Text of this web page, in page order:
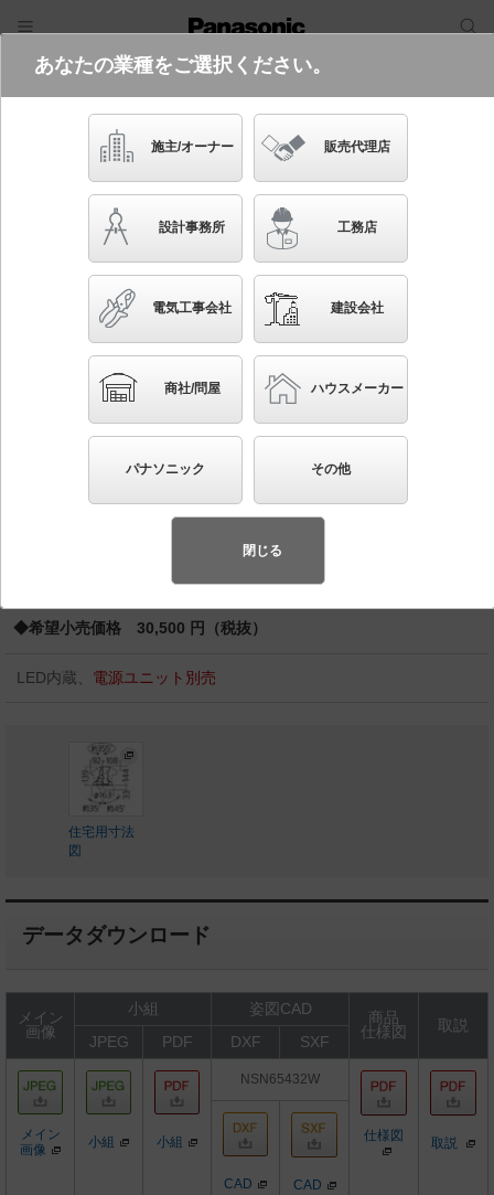
電気・建築設備（ビジネス）
フリーワード
品番・キーワード
かんたん照度計算
NSN65432W
(350形DALI-2電源ユニットとの組み合
わせ)
天井埋込型 LED（白色） ユニバーサルダウンライ
ト ビーム角36度・広角タイプ 調光タイプ（ライコン
別売）／埋込穴φ150 HID70形1灯器具相当 LED 350形
（省エネ・デザイン性・配光制御など様々なご
要望にお応えできる商品群です。）
◆希望小売価格 30,500 円（税抜）
LED内蔵、 電源ユニット別売
住宅用寸法
図
データダウンロード
メイン
画像
小組 姿図CAD
商品
仕様図
取説
JPEG
PDF DXF SXF
メイン
画像
小組 小組
NSN65432W
仕様図 取説
CAD CAD
あなたの業種をご選択ください。
施主/オーナー 販売代理店
設計事務所 工務店
電気工事会社 建設会社
商社/問屋 ハウスメーカー
パナソニック その他
閉じる